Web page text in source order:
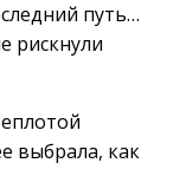
путь…
рискнули
выбрала, как